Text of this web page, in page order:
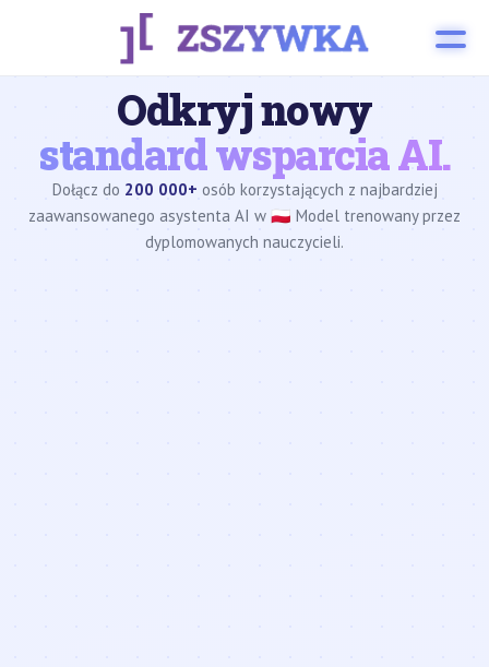
Odkryj nowy
standard wsparcia AI.
Dołącz do 200 000+ osób korzystających z najbardziej
zaawansowanego asystenta AI w 🇵🇱 Model trenowany przez
dyplomowanych nauczycieli.